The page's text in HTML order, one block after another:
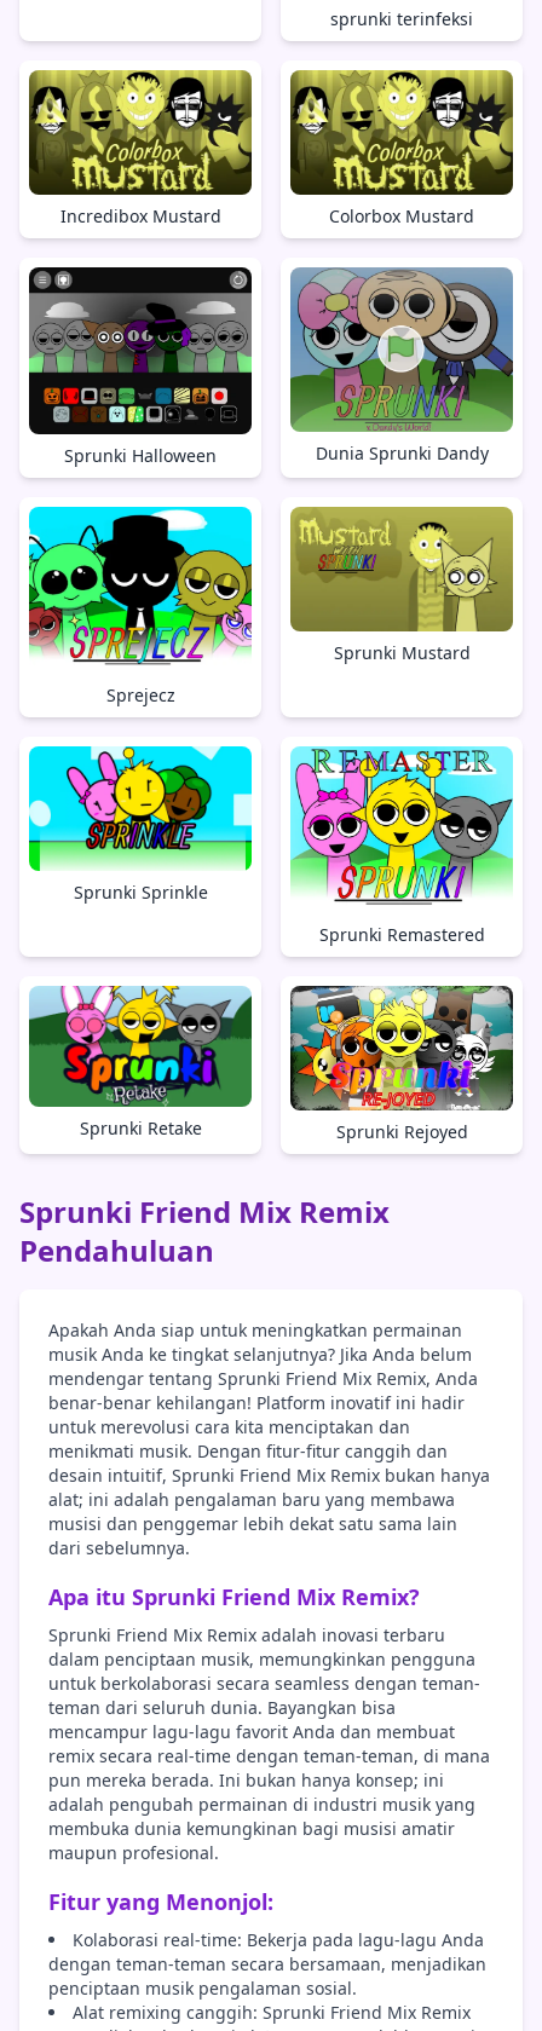
sprunki terinfeksi
Incredibox Mustard Colorbox Mustard
Sprunki Halloween Dunia Sprunki Dandy
Sprejecz
Sprunki Mustard
Sprunki Sprinkle
Sprunki Remastered
Sprunki Retake Sprunki Rejoyed
Sprunki Friend Mix Remix
Pendahuluan
Apakah Anda siap untuk meningkatkan permainan
musik Anda ke tingkat selanjutnya? Jika Anda belum
mendengar tentang Sprunki Friend Mix Remix, Anda
benar-benar kehilangan! Platform inovatif ini hadir
untuk merevolusi cara kita menciptakan dan
menikmati musik. Dengan fitur-fitur canggih dan
desain intuitif, Sprunki Friend Mix Remix bukan hanya
alat; ini adalah pengalaman baru yang membawa
musisi dan penggemar lebih dekat satu sama lain
dari sebelumnya.
Apa itu Sprunki Friend Mix Remix?
Sprunki Friend Mix Remix adalah inovasi terbaru
dalam penciptaan musik, memungkinkan pengguna
untuk berkolaborasi secara seamless dengan teman-
teman dari seluruh dunia. Bayangkan bisa
mencampur lagu-lagu favorit Anda dan membuat
remix secara real-time dengan teman-teman, di mana
pun mereka berada. Ini bukan hanya konsep; ini
adalah pengubah permainan di industri musik yang
membuka dunia kemungkinan bagi musisi amatir
maupun profesional.
Fitur yang Menonjol:
Kolaborasi real-time: Bekerja pada lagu-lagu Anda
dengan teman-teman secara bersamaan, menjadikan
penciptaan musik pengalaman sosial.
Alat remixing canggih: Sprunki Friend Mix Remix